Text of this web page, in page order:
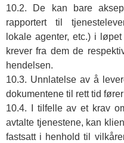
10.2. De kan bare
rapportert til
lokale agenter, etc.) i
krever fra dem de
hendelsen.
10.3. Unnlatelse av å
dokumentene til rett tid
10.4. I tilfelle av et krav
avtalte tjenestene, kan
fastsatt i henhold til